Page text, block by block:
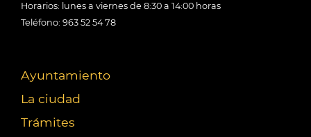
Horarios: lunes a viernes de 8:30 a 14:00 horas
Teléfono: 963 52 54 78
Ayuntamiento
La ciudad
Trámites